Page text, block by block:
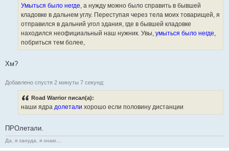
Умыться было негде, а нужду можно было справить в бывшей
кладовке в дальнем углу. Переступая через тела моих товарищей, я
отправился в дальний угол здания, где в бывшей кладовке
находился неофициальный наш нужник. Увы, умыться было негде,
побриться тем более,
Хм?
Добавлено спустя 2 минуты 7 секунд:
Road Warrior писал(а):
наши ядра долетали хорошо если половину дистанции
ПРОлетали.
Да, я зануда, я знаю...